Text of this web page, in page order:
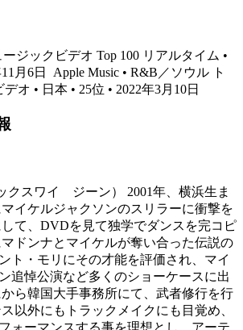
ジックビデオ Top 100 リアルタイム •
月6日
Apple Music • R&B／ソウル ト
オ • 日本 • 25位 • 2022年3月10日
クスワイ ジーン） 2001年、横浜生ま
イケルジャクソンのスリラーに衝撃を
て、DVDを見て独学でダンスを完コピ
ドンナとマイケルが奪い合った伝説の
ト・モリにその才能を評価され、マイ
追悼公演など多くのショーケースに出
ら韓国大手事務所にて、武者修行を行
以外にもトラックメイクにも目覚め、
ォーマンスする事を理想とし、アーテ